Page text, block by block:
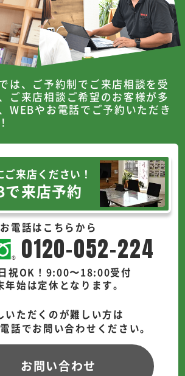
は、ご予約制でご来店相談を受
ご来店相談ご希望のお客様が多
WEBやお電話でご予約いただき
ご来店ください！
で来店予約
お電話はこちらから
0120-052-224
祝OK！9:00〜18:00受付
始は定休となります。
いただくのが難しい方は
話でお問い合わせください。
お問い合わせ